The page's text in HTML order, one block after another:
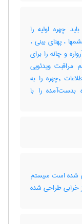
چهره اولیه را
، پهنای بینی ،
و چانه را برای
ویدئویی
,چهره را به
بدست‌آمده را با
شده است سیستم
خرابی طراحی شده